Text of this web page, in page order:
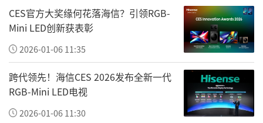
千名“新时代赣鄱先锋”，他们扎根在基层、
冲锋在一线，用实际行动回答着“共产党员是
什么样子”。
回到最初的追问：什么是信仰？为什么全网都
在为92岁婆婆交党费点赞？
CES官方大奖缘何花落海信？引领RGB-
Mini LED创新获表彰
2026-01-06 11:35
跨代领先！海信CES 2026发布全新一代
RGB-Mini LED电视
2026-01-06 11:30